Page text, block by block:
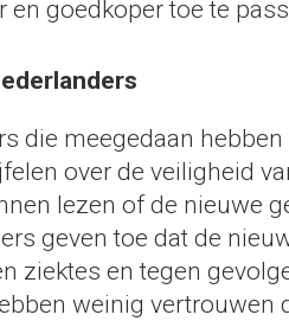
en goedkoper toe te
die meegedaan
over de veiligheid
lezen of de nieuwe
geven toe dat de
ziektes en tegen
weinig vertrouwen